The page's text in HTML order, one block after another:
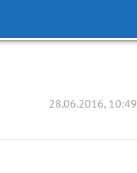
28.06.2016, 10:49